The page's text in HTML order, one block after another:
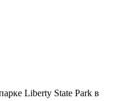
Liberty State Park в